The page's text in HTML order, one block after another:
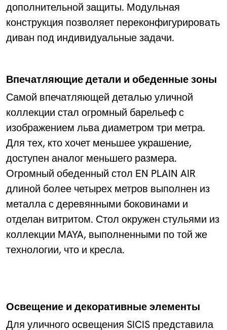
дополнительной защиты. Модульная
конструкция позволяет переконфигурировать
диван под индивидуальные задачи.
Впечатляющие детали и обеденные зоны
Самой впечатляющей деталью уличной
коллекции стал огромный барельеф с
изображением льва диаметром три метра.
Для тех, кто хочет меньшее украшение,
доступен аналог меньшего размера.
Огромный обеденный стол EN PLAIN AIR
длиной более четырех метров выполнен из
металла с деревянными боковинами и
отделан витритом. Стол окружен стульями из
коллекции MAYA, выполненными по той же
технологии, что и кресла.
Освещение и декоративные элементы
Для уличного освещения SICIS представила